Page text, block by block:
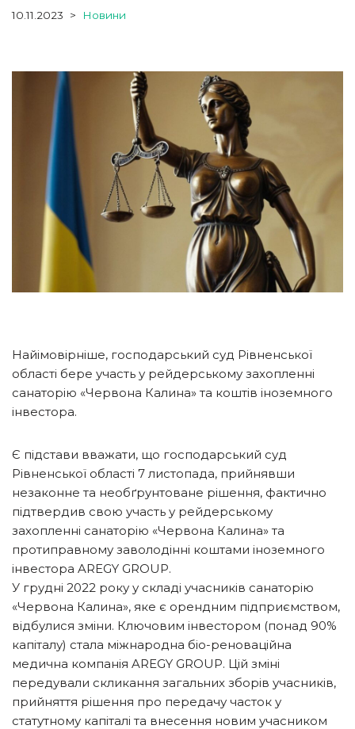
10.11.2023 Новини
Найімовірніше, господарський суд Рівненської
області бере участь у рейдерському захопленні
санаторію «Червона Калина» та коштів іноземного
інвестора.
Є підстави вважати, що господарський суд
Рівненської області 7 листопада, прийнявши
незаконне та необґрунтоване рішення, фактично
підтвердив свою участь у рейдерському
захопленні санаторію «Червона Калина» та
протиправному заволодінні коштами іноземного
інвестора AREGY GROUP.
У грудні 2022 року у складі учасників санаторію
«Червона Калина», яке є орендним підприємством,
відбулися зміни. Ключовим інвестором (понад 90%
капіталу) стала міжнародна біо-реноваційна
медична компанія AREGY GROUP. Цій зміні
передували скликання загальних зборів учасників,
прийняття рішення про передачу часток у
статутному капіталі та внесення новим учасником